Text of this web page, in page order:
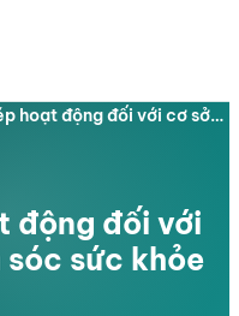
hoạt động đối với cơ sở…
động đối với
sức khỏe